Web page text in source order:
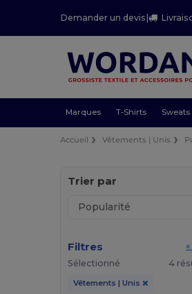
Demander un devis |
Marques T-Shirts Sweats
Accueil Vêtements | Unis
Trier par
Filtres
Sélectionné
4
Vêtements | Unis